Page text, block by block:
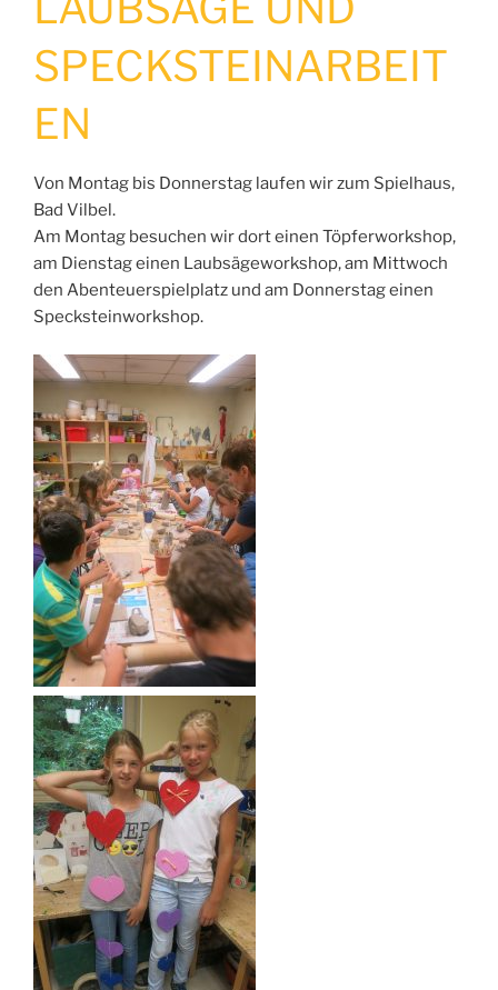
SPECKSTEINARBEIT
EN
Von Montag bis Donnerstag laufen wir zum Spielhaus,
Bad Vilbel.
Am Montag besuchen wir dort einen Töpferworkshop,
am Dienstag einen Laubsägeworkshop, am Mittwoch
den Abenteuerspielplatz und am Donnerstag einen
Specksteinworkshop.